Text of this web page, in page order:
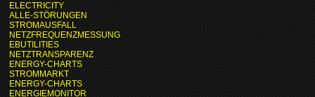
ELECTRICITY
ALLE-STÖRUNGEN
STROMAUSFALL
NETZFREQUENZMESSUNG
EBUTILITIES
NETZTRANSPARENZ
ENERGY-CHARTS
STROMMARKT
ENERGY-CHARTS
ENERGIEMONITOR